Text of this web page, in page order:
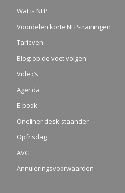
Wat is NLP
Voordelen korte NLP-trainingen
Tarieven
Blog: op de voet volgen
Video’s
Agenda
E-book
Oneliner desk-staander
Opfrisdag
AVG
Annuleringsvoorwaarden